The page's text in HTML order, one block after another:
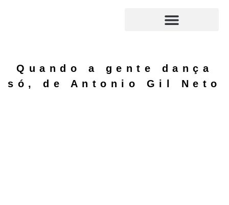
Quando a gente dança
só, de Antonio Gil Neto